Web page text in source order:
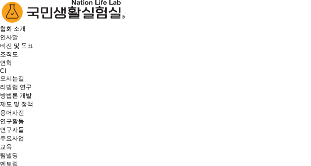
협회 소개
인사말
비전 및 목표
조직도
연혁
CI
오시는길
리빙랩 연구
방법론 개발
제도 및 정책
용어사전
연구활동
연구자들
주요사업
교육
팀빌딩
멘토링